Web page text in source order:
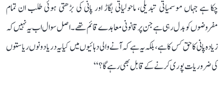
چکا ہے جہاں موسمیاتی تبدیلی، ماحولیاتی بگاڑ اور پانی کی بڑھتی ہوئی طلب ان تمام
مفروضوں کو بدل رہی ہے جن پر قانونی معاہدے قائم تھے۔ اصل سوال اب یہ نہیں کہ
زیادہ پانی کا حق کس کا ہے، بلکہ یہ ہے کہ آنے والی دہائیوں میں کیا یہ دریا دونوں ریاستوں
کی ضروریات پوری کرنے کے قابل بھی رہے گا؟‘‘